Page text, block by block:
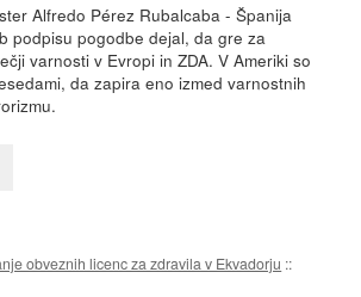
Alfredo Pérez Rubalcaba - Španija
podpisu pogodbe dejal, da gre za
varnosti v Evropi in ZDA. V Ameriki so
da zapira eno izmed varnostnih
obveznih licenc za zdravila v Ekvadorju ::